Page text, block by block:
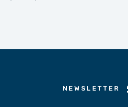
NEWSLETTER